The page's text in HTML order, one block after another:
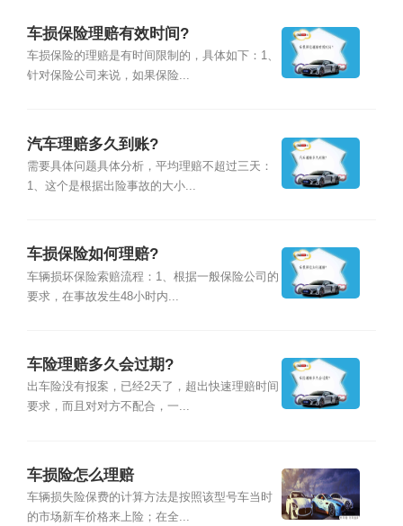
车损保险理赔有效时间?
车损保险的理赔是有时间限制的，具体如下：1、
针对保险公司来说，如果保险...
汽车理赔多久到账?
需要具体问题具体分析，平均理赔不超过三天：
1、这个是根据出险事故的大小...
车损保险如何理赔?
车辆损坏保险索赔流程：1、根据一般保险公司的
要求，在事故发生48小时内...
车险理赔多久会过期?
出车险没有报案，已经2天了，超出快速理赔时间
要求，而且对对方不配合，一...
车损险怎么理赔
车辆损失险保费的计算方法是按照该型号车当时
的市场新车价格来上险；在全...